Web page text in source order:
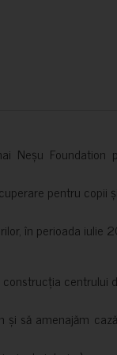
Neșu Foundation
pentru copii
în perioada
construcția centrului
și să amenajăm